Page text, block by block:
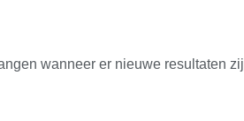
wanneer er nieuwe resultaten